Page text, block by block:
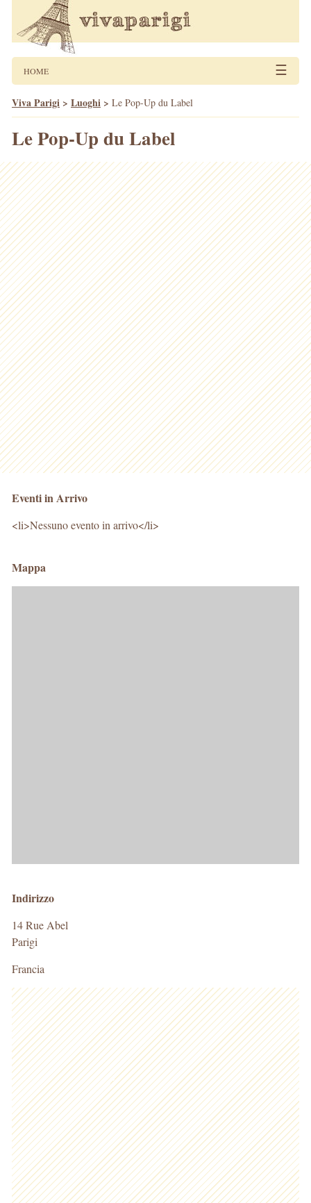
HOME ☰
Viva Parigi > Luoghi > Le Pop-Up du Label
Le Pop-Up du Label
Eventi in Arrivo
<li>Nessuno evento in arrivo</li>
Mappa
Indirizzo
14 Rue Abel
Parigi
Francia